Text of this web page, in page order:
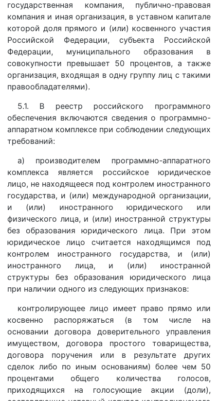
государственная компания, публично-правовая
компания и иная организация, в уставном капитале
которой доля прямого и (или) косвенного участия
Российской Федерации, субъекта Российской
Федерации, муниципального образования в
совокупности превышает 50 процентов, а также
организация, входящая в одну группу лиц с такими
правообладателями).
5.1. В реестр российского программного
обеспечения включаются сведения о программно-
аппаратном комплексе при соблюдении следующих
требований:
а) производителем программно-аппаратного
комплекса является российское юридическое
лицо, не находящееся под контролем иностранного
государства, и (или) международной организации,
и (или) иностранного юридического или
физического лица, и (или) иностранной структуры
без образования юридического лица. При этом
юридическое лицо считается находящимся под
контролем иностранного государства, и (или)
иностранного лица, и (или) иностранной
структуры без образования юридического лица
при наличии одного из следующих признаков:
контролирующее лицо имеет право прямо или
косвенно распоряжаться (в том числе на
основании договора доверительного управления
имуществом, договора простого товарищества,
договора поручения или в результате других
сделок либо по иным основаниям) более чем 50
процентами общего количества голосов,
приходящихся на голосующие акции (доли),